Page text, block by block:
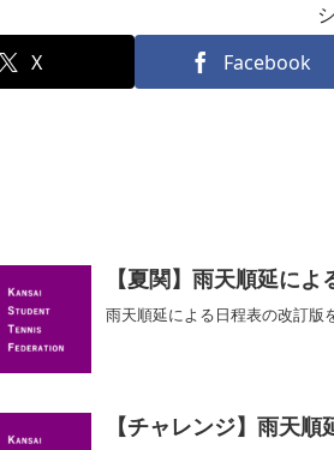
X
Facebook
【夏関】雨天順延に
雨天順延による日程表の改訂版
【チャレンジ】雨天